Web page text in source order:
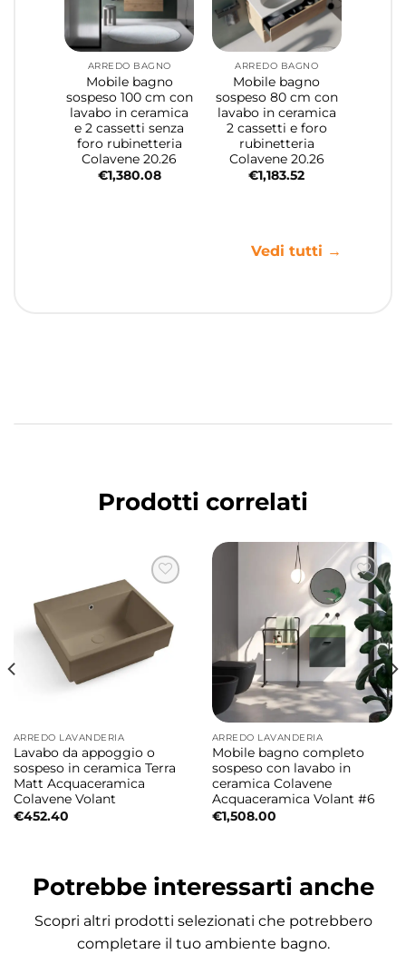
ARREDO BAGNO
Mobile bagno
sospeso 100 cm con
lavabo in ceramica
e 2 cassetti senza
foro rubinetteria
Colavene 20.26
€1,380.08
ARREDO BAGNO
Mobile bagno
sospeso 80 cm con
lavabo in ceramica
2 cassetti e foro
rubinetteria
Colavene 20.26
€1,183.52
Vedi tutti →
Prodotti correlati
ARREDO LAVANDERIA
Lavabo da appoggio o
sospeso in ceramica Terra
Matt Acquaceramica
Colavene Volant
€452.40
ARREDO LAVANDERIA
Mobile bagno completo
sospeso con lavabo in
ceramica Colavene
Acquaceramica Volant #6
€1,508.00
Potrebbe interessarti anche
Scopri altri prodotti selezionati che potrebbero
completare il tuo ambiente bagno.